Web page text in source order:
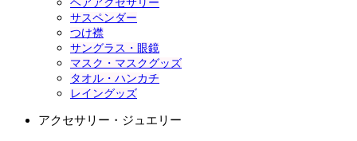
ヘアアクセサリー
サスペンダー
つけ襟
サングラス・眼鏡
マスク・マスクグッズ
タオル・ハンカチ
レイングッズ
アクセサリー・ジュエリー